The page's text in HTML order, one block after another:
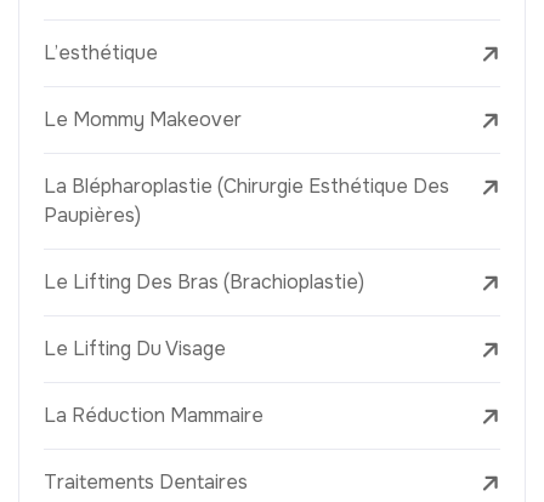
L’esthétique
Le Mommy Makeover
La Blépharoplastie (Chirurgie Esthétique Des
Paupières)
Le Lifting Des Bras (Brachioplastie)
Le Lifting Du Visage
La Réduction Mammaire
Traitements Dentaires